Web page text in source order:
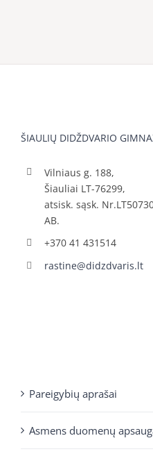
ŠIAULIŲ DIDŽDVARIO
Vilniaus g. 188,
Šiauliai LT-76299,
atsisk. sąsk.
AB.
+370 41 431514
rastine@didzdvaris.lt
Pareigybių aprašai
Asmens duomenų